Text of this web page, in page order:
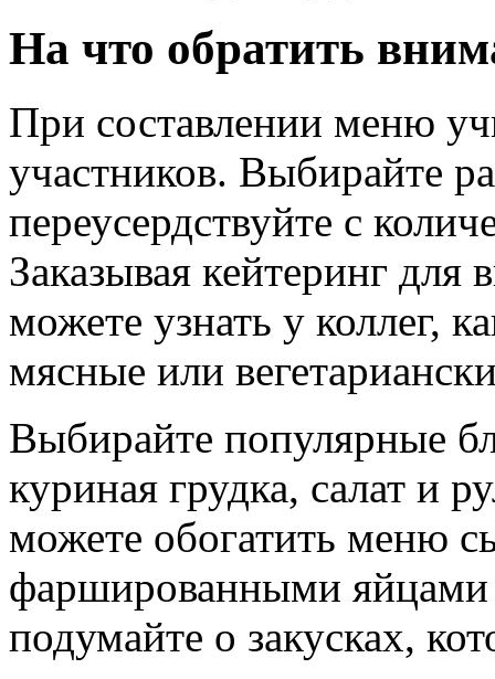
На что обратить
При составлении меню
участников. Выбирайте
переусердствуйте с
Заказывая кейтеринг
можете узнать у коллег,
мясные или
Выбирайте популярные
куриная грудка, салат и
можете обогатить меню
фаршированными
подумайте о закусках,